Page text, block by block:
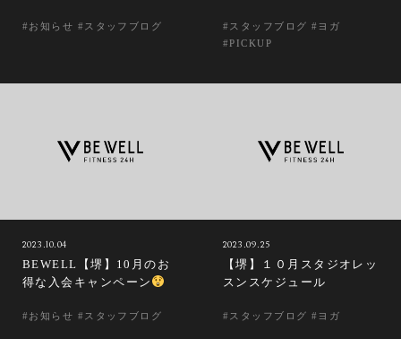
#お知らせ #スタッフブログ
#スタッフブログ #ヨガ
#PICKUP
2023.10.04
BEWELL【堺】10月のお
得な入会キャンペーン
#お知らせ #スタッフブログ
2023.09.25
【堺】１０月スタジオレッ
スンスケジュール
#スタッフブログ #ヨガ